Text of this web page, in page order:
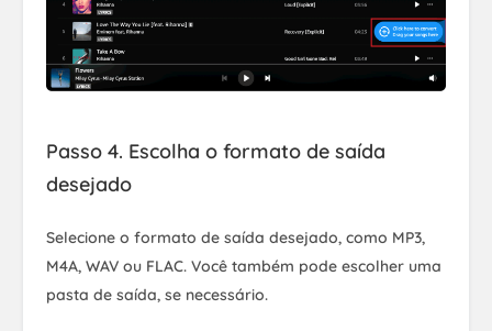
Passo 4. Escolha o formato de saída
desejado
Selecione o formato de saída desejado, como MP3,
M4A, WAV ou FLAC. Você também pode escolher uma
pasta de saída, se necessário.